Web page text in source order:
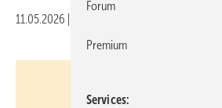
11.05.2026
Forum
Premium
Services